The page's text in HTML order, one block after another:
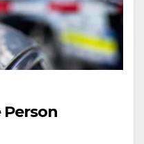
Person